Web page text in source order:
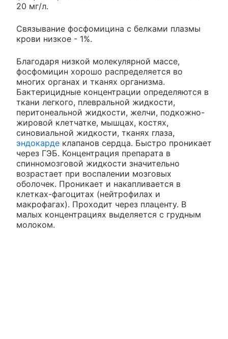
20 мг/л.
Связывание фосфомицина с белками плазмы
крови низкое - 1%.
Благодаря низкой молекулярной массе,
фосфомицин хорошо распределяется во
многих органах и тканях организма.
Бактерицидные концентрации определяются в
ткани легкого, плевральной жидкости,
перитонеальной жидкости, желчи, подкожно-
жировой клетчатке, мышцах, костях,
синовиальной жидкости, тканях глаза,
эндокарде клапанов сердца. Быстро проникает
через ГЭБ. Концентрация препарата в
спинномозговой жидкости значительно
возрастает при воспалении мозговых
оболочек. Проникает и накапливается в
клетках-фагоцитах (нейтрофилах и
макрофагах). Проходит через плаценту. В
малых концентрациях выделяется с грудным
молоком.